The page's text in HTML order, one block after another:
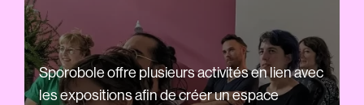
Sporobole offre plusieurs activités en lien avec
les expositions afin de créer un espace